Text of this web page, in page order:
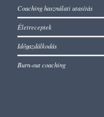
Coaching használati utasítás
Életreceptek
Időgazdálkodás
Burn-out coaching